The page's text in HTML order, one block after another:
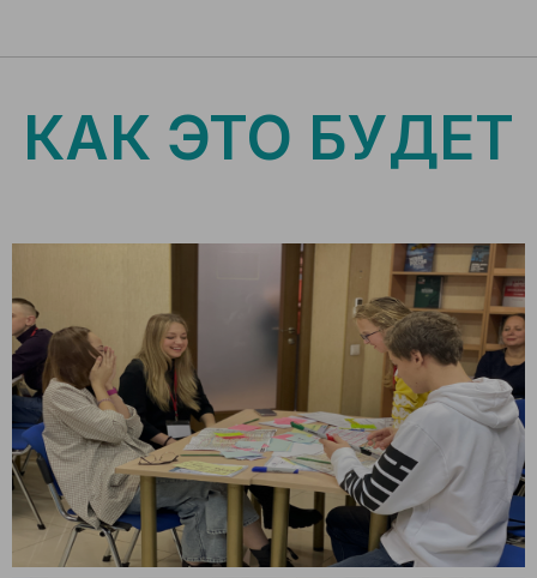
КАК ЭТО БУДЕТ